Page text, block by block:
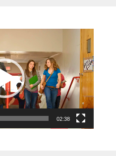
02:38